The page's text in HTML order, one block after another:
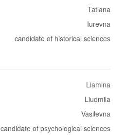
Tatiana
Iurevna
candidate of historical sciences
Liamina
Liudmila
Vasilevna
candidate of psychological sciences